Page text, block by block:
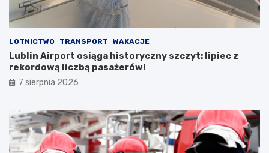
u
LOTNICTWO TRANSPORT WAKACJE
Lublin Airport osiąga historyczny szczyt: lipiec z
rekordową liczbą pasażerów!
7 sierpnia 2026